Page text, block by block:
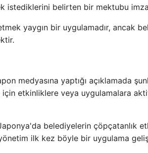
istediklerini belirten bir mektubu
yaygın bir uygulamadır, ancak
medyasına yaptığı açıklamada
etkinliklere veya uygulamalara aktif
belediyelerin çöpçatanlık
ilk kez böyle bir uygulama